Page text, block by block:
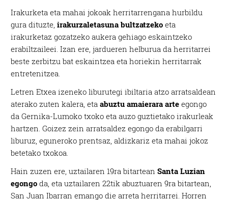
Irakurketa eta mahai jokoak herritarrengana hurbildu
gura dituzte,irakurzaletasuna bultzatzeko eta
irakurketaz gozatzeko aukera gehiago eskaintzeko
erabiltzaileei. Izan ere, jardueren helburua da herritarrei
beste zerbitzu bat eskaintzea eta horiekin herritarrak
entretenitzea.
Letren Etxea izeneko liburutegi ibiltaria atzo arratsaldean
aterako zuten kalera, etaabuztu amaierara arte egongo
da Gernika-Lumoko txoko eta auzo guztietako irakurleak
hartzen. Goizez zein arratsaldez egongo da erabilgarri
liburuz, eguneroko prentsaz, aldizkariz eta mahai jokoz
betetako txokoa.
Hain zuzen ere, uztailaren 19ra bitartean Santa Luzian
egongo da, eta uztailaren 22tik abuztuaren 9ra bitartean,
San Juan Ibarran emango die arreta herritarrei. Horren